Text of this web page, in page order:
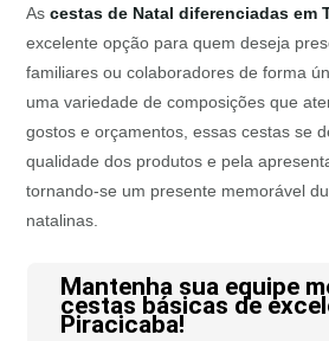
Ascestas de Natal diferenciadas em
excelente opção para quem deseja
familiares ou colaboradores de forma
uma variedade de composições que
gostos e orçamentos, essas cestas se
qualidade dos produtos e pela
tornando-se um presente memorável
natalinas.
Mantenha sua equipe
cestas básicas de
Piracicaba!